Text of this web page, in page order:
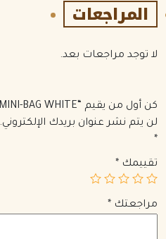
المراجعات
لا توجد مراجعات بعد.
كن أول من يقيم “PRADA BRUSHED LEATHER MINI-BAG WHITE”
لن يتم نشر عنوان بريدك الإلكتروني.
*
تقييمك *
مراجعتك *